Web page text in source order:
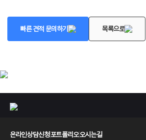
빠른 견적 문의하기 목록으로
온라인상담신청포트폴리오오시는길